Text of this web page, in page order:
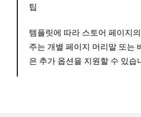
팁
템플릿에 따라 스토어 페이지
주는 개별 페이지 머리말 또는
은 추가 옵션을 지원할 수 있습